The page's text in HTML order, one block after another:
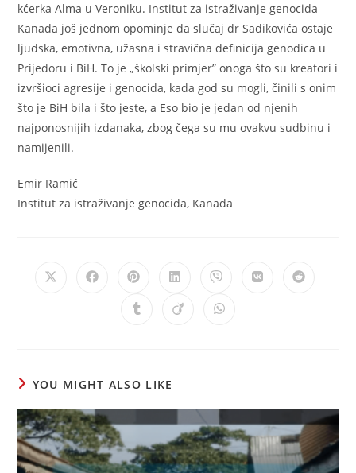
kćerka Alma u Veroniku. Institut za istraživanje genocida
Kanada još jednom opominje da slučaj dr Sadikovića ostaje
ljudska, emotivna, užasna i stravična definicija genodica u
Prijedoru i BiH. To je „školski primjer” onoga što su kreatori i
izvršioci agresije i genocida, kada god su mogli, činili s onim
što je BiH bila i što jeste, a Eso bio je jedan od njenih
najponosnijih izdanaka, zbog čega su mu ovakvu sudbinu i
namijenili.
Emir Ramić
Institut za istraživanje genocida, Kanada
Opens Opens Opens
a
new
Opens
a
new
Opens
a
new
Opens Opens
Opens Opens Opens
YOU MIGHT ALSO LIKE